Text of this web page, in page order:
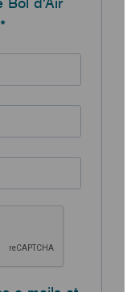
: 1 séance par mois